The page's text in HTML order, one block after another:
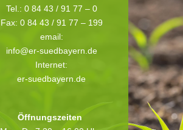
Tel.: 0 84 43 / 91 77 – 0
Fax: 0 84 43 / 91 77 – 199
email:
info@er-suedbayern.de
Internet:
er-suedbayern.de
Öffnungszeiten